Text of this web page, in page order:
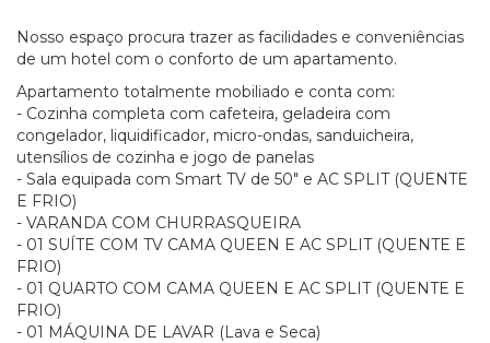
Nosso espaço procura trazer as facilidades e conveniências
de um hotel com o conforto de um apartamento.
Apartamento totalmente mobiliado e conta com:
- Cozinha completa com cafeteira, geladeira com
congelador, liquidificador, micro-ondas, sanduicheira,
utensílios de cozinha e jogo de panelas
- Sala equipada com Smart TV de 50" e AC SPLIT (QUENTE
E FRIO)
- VARANDA COM CHURRASQUEIRA
- 01 SUÍTE COM TV CAMA QUEEN E AC SPLIT (QUENTE E
FRIO)
- 01 QUARTO COM CAMA QUEEN E AC SPLIT (QUENTE E
FRIO)
- 01 MÁQUINA DE LAVAR (Lava e Seca)